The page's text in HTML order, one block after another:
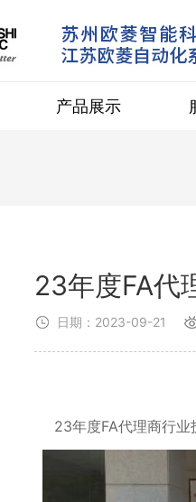
产品展示
23年度FA代
日期：2023-09-21
23年度FA代理商行业